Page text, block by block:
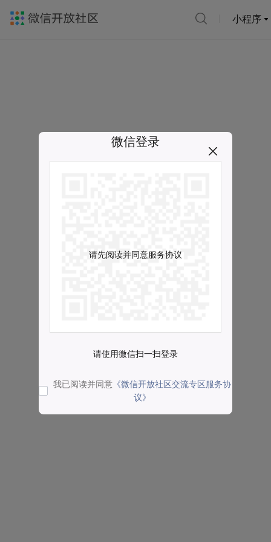
小程序
微信登录
请先阅读并同意服务协议
请使用微信扫一扫登录
我已阅读并同意 《微信开放社区交流专区服务协
议》